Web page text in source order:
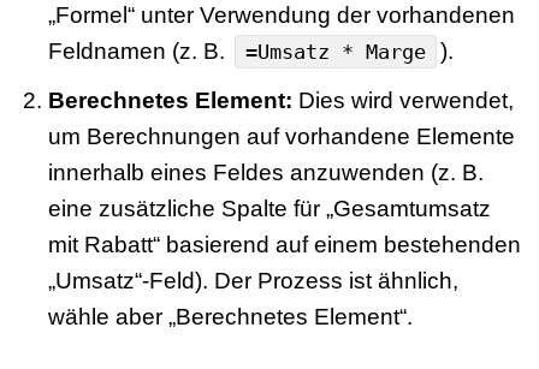
„Formel“ unter Verwendung der vorhandenen
Feldnamen (z. B.
=Umsatz * Marge
).
Berechnetes Element: Dies wird verwendet,
um Berechnungen auf vorhandene Elemente
innerhalb eines Feldes anzuwenden (z. B.
eine zusätzliche Spalte für „Gesamtumsatz
mit Rabatt“ basierend auf einem bestehenden
„Umsatz“-Feld). Der Prozess ist ähnlich,
wähle aber „Berechnetes Element“.